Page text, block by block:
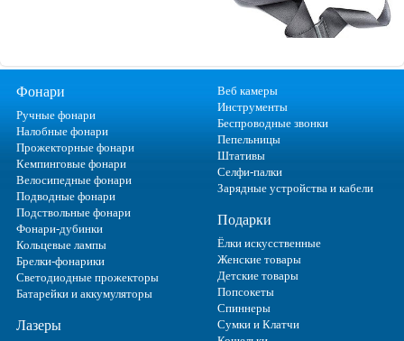
Фонари
Ручные фонари
Налобные фонари
Прожекторные фонари
Кемпинговые фонари
Велосипедные фонари
Подводные фонари
Подствольные фонари
Фонари-дубинки
Кольцевые лампы
Брелки-фонарики
Светодиодные прожекторы
Батарейки и аккумуляторы
Лазеры
Веб камеры
Инструменты
Беспроводные звонки
Пепельницы
Штативы
Селфи-палки
Зарядные устройства и кабели
Подарки
Ёлки искусственные
Женские товары
Детские товары
Попсокеты
Спиннеры
Сумки и Клатчи